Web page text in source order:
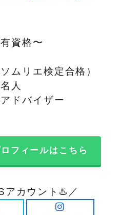
資格〜
ムリエ検定合格）
人
ドバイザー
フィールはこちら
アカウント♨️／